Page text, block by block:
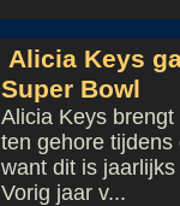
Alicia Keys
Super Bowl
Alicia Keys
ten gehore tijdens
want dit is
Vorig jaar v...